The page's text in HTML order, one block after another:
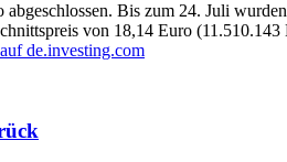
Bis zum 24. Juli
von 18,14 Euro
de.investing.com